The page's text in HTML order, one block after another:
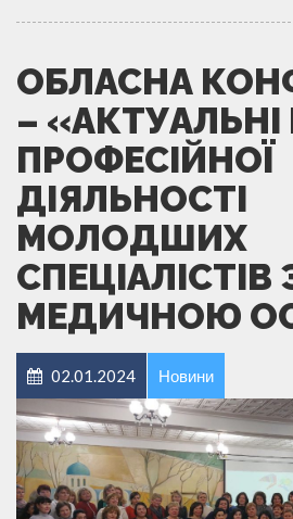
ОБЛАСНА
–
ПРОФЕСІЙНОЇ
ДІЯЛЬНОСТІ
МОЛОДШИХ
СПЕЦІАЛІСТІВ
МЕДИЧНОЮ
02.01.2024 Новини